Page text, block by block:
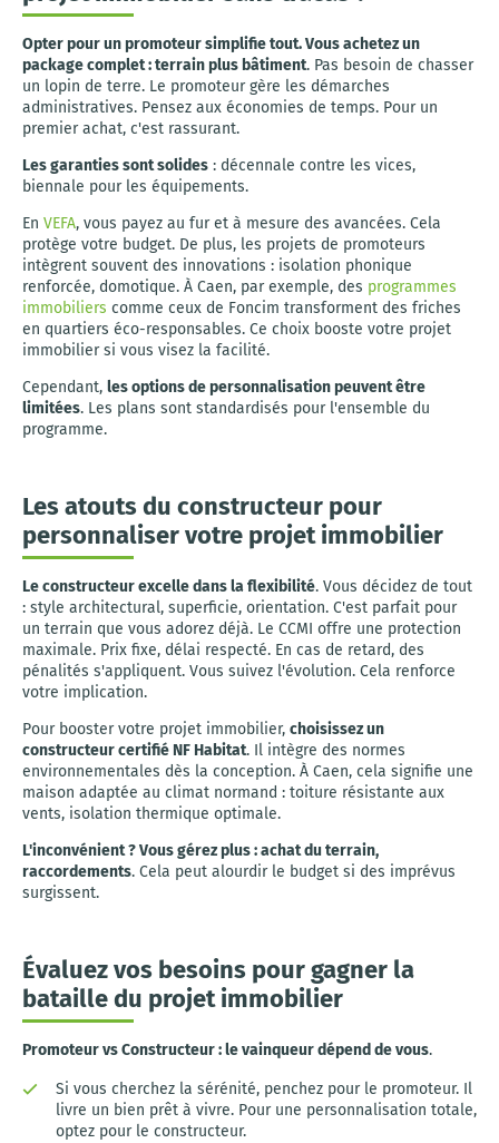
Opter pour un promoteur simplifie tout. Vous achetez un
package complet : terrain plus bâtiment. Pas besoin de chasser
un lopin de terre. Le promoteur gère les démarches
administratives. Pensez aux économies de temps. Pour un
premier achat, c'est rassurant.
Les garanties sont solides : décennale contre les vices,
biennale pour les équipements.
En VEFA, vous payez au fur et à mesure des avancées. Cela
protège votre budget. De plus, les projets de promoteurs
intègrent souvent des innovations : isolation phonique
renforcée, domotique. À Caen, par exemple, des programmes
immobiliers comme ceux de Foncim transforment des friches
en quartiers éco-responsables. Ce choix booste votre projet
immobilier si vous visez la facilité.
Cependant, les options de personnalisation peuvent être
limitées. Les plans sont standardisés pour l'ensemble du
programme.
Les atouts du constructeur pour
personnaliser votre projet immobilier
Le constructeur excelle dans la flexibilité. Vous décidez de tout
: style architectural, superficie, orientation. C'est parfait pour
un terrain que vous adorez déjà. Le CCMI offre une protection
maximale. Prix fixe, délai respecté. En cas de retard, des
pénalités s'appliquent. Vous suivez l'évolution. Cela renforce
votre implication.
Pour booster votre projet immobilier, choisissez un
constructeur certifié NF Habitat. Il intègre des normes
environnementales dès la conception. À Caen, cela signifie une
maison adaptée au climat normand : toiture résistante aux
vents, isolation thermique optimale.
L'inconvénient ? Vous gérez plus : achat du terrain,
raccordements. Cela peut alourdir le budget si des imprévus
surgissent.
Évaluez vos besoins pour gagner la
bataille du projet immobilier
Promoteur vs Constructeur : le vainqueur dépend de vous.
Si vous cherchez la sérénité, penchez pour le promoteur. Il
livre un bien prêt à vivre. Pour une personnalisation totale,
optez pour le constructeur.